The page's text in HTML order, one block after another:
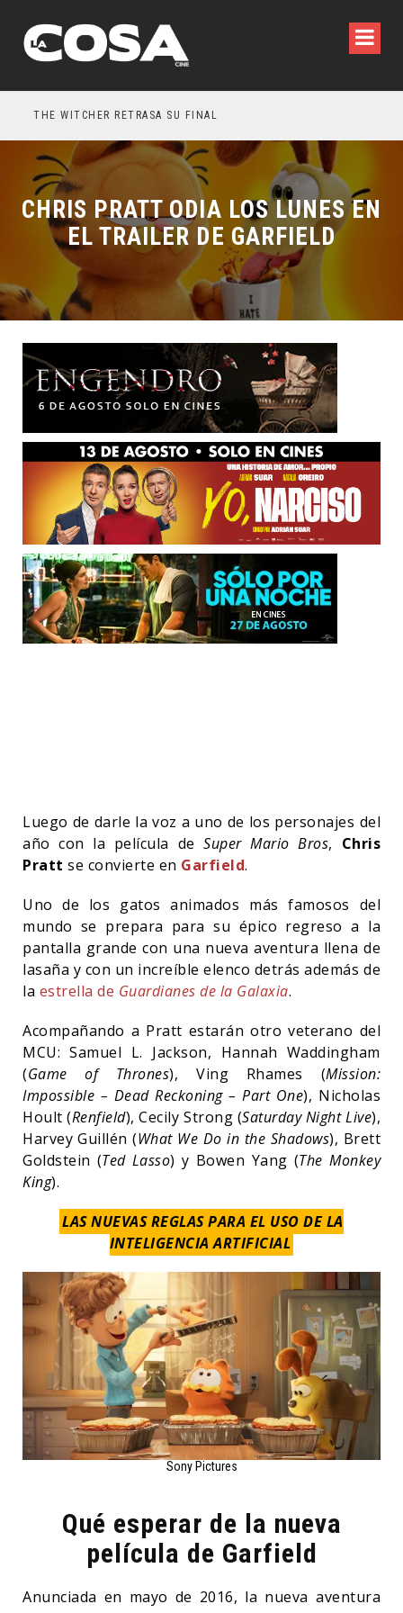
THE WITCHER RETRASA SU FINAL
CHRIS PRATT ODIA LOS LUNES EN
EL TRAILER DE GARFIELD
Luego de darle la voz a uno de los personajes del
año con la película deSuper Mario Bros, Chris
Pratt se convierte en Garfield.
Uno de los gatos animados más famosos del
mundo se prepara para su épico regreso a la
pantalla grande con una nueva aventura llena de
lasaña y con un increíble elenco detrás además de
la estrella de Guardianes de la Galaxia.
Acompañando a Pratt estarán otro veterano del
MCU: Samuel L. Jackson, Hannah Waddingham
(Game of Thrones), Ving Rhames (Mission:
Impossible – Dead Reckoning – Part One), Nicholas
Hoult (Renfield), Cecily Strong (Saturday Night Live),
Harvey Guillén (What We Do in the Shadows), Brett
Goldstein (Ted Lasso) y Bowen Yang (The Monkey
King).
LAS NUEVAS REGLAS PARA EL USO DE LA
INTELIGENCIA ARTIFICIAL
Sony Pictures
Qué esperar de la nueva
película de Garfield
Anunciada en mayo de 2016, la nueva aventura